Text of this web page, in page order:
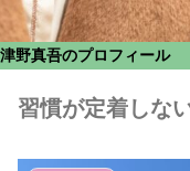
津野真吾のプロフィール
習慣が定着しな